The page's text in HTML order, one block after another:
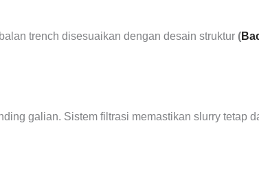
trench disesuaikan dengan desain struktur (
galian. Sistem filtrasi memastikan slurry tetap